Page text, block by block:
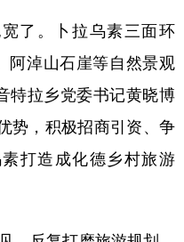
了。卜拉乌素三面环
阿淖山石崖等自然景观
特拉乡党委书记黄晓博
势，积极招商引资、争
打造成化德乡村旅游